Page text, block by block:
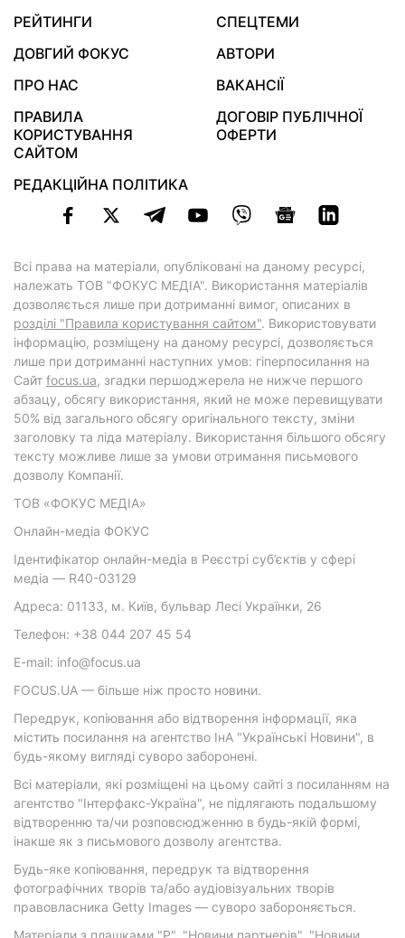
РЕЙТИНГИ
СПЕЦТЕМИ
ДОВГИЙ ФОКУС
АВТОРИ
ПРО НАС
ВАКАНСІЇ
ПРАВИЛА
КОРИСТУВАННЯ
САЙТОМ
ДОГОВІР ПУБЛІЧНОЇ
ОФЕРТИ
РЕДАКЦІЙНА ПОЛІТИКА
Всі права на матеріали, опубліковані на даному ресурсі,
належать ТОВ "ФОКУС МЕДІА". Використання матеріалів
дозволяється лише при дотриманні вимог, описаних в
розділі "Правила користування сайтом". Використовувати
інформацію, розміщену на даному ресурсі, дозволяється
лише при дотриманні наступних умов: гіперпосилання на
Cайт focus.ua, згадки першоджерела не нижче першого
абзацу, обсягу використання, який не може перевищувати
50% від загального обсягу оригінального тексту, зміни
заголовку та ліда матеріалу. Використання більшого обсягу
тексту можливе лише за умови отримання письмового
дозволу Компанії.
ТОВ «ФОКУС МЕДІА»
Онлайн-медіа ФОКУС
Ідентифікатор онлайн-медіа в Реєстрі суб’єктів у сфері
медіа — R40-03129
Адреса: 01133, м. Київ, бульвар Лесі Українки, 26
Телефон: +38 044 207 45 54
E-mail: info@focus.ua
FOCUS.UA — більше ніж просто новини.
Передрук, копіювання або відтворення інформації, яка
містить посилання на агентство ІнА "Українські Новини", в
будь-якому вигляді суворо заборонені.
Всі матеріали, які розміщені на цьому сайті з посиланням на
агентство "Інтерфакс-Україна", не підлягають подальшому
відтворенню та/чи розповсюдженню в будь-якій формі,
інакше як з письмового дозволу агентства.
Будь-яке копіювання, передрук та відтворення
фотографічних творів та/або аудіовізуальних творів
правовласника Getty Images — суворо забороняється.
Матеріали з плашками "Р", "Новини партнерів", "Новини